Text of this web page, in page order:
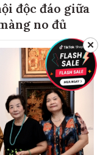
độc đáo giữa
no đủ
✕